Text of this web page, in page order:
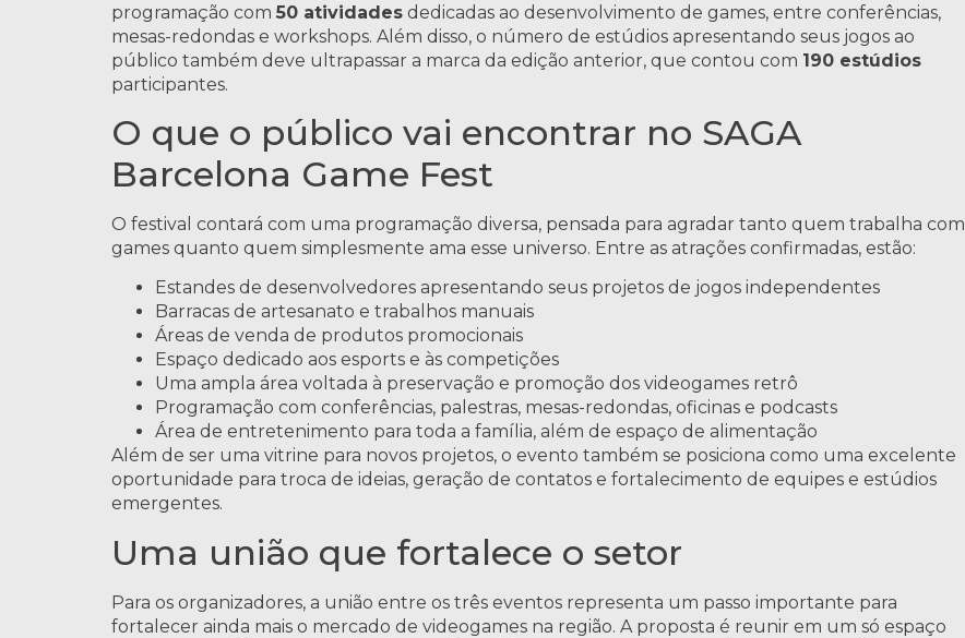
programação com 50 atividades dedicadas ao desenvolvimento de games, entre conferências,
mesas-redondas e workshops. Além disso, o número de estúdios apresentando seus jogos ao
público também deve ultrapassar a marca da edição anterior, que contou com 190 estúdios
participantes.
O que o público vai encontrar no SAGA
Barcelona Game Fest
O festival contará com uma programação diversa, pensada para agradar tanto quem trabalha com
games quanto quem simplesmente ama esse universo. Entre as atrações confirmadas, estão:
Estandes de desenvolvedores apresentando seus projetos de jogos independentes
Barracas de artesanato e trabalhos manuais
Áreas de venda de produtos promocionais
Espaço dedicado aos esports e às competições
Uma ampla área voltada à preservação e promoção dos videogames retrô
Programação com conferências, palestras, mesas-redondas, oficinas e podcasts
Área de entretenimento para toda a família, além de espaço de alimentação
Além de ser uma vitrine para novos projetos, o evento também se posiciona como uma excelente
oportunidade para troca de ideias, geração de contatos e fortalecimento de equipes e estúdios
emergentes.
Uma união que fortalece o setor
Para os organizadores, a união entre os três eventos representa um passo importante para
fortalecer ainda mais o mercado de videogames na região. A proposta é reunir em um só espaço